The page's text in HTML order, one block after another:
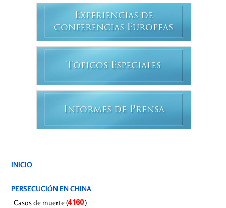
EXPERIENCIAS DE
CONFERENCIAS EUROPEAS
T ÓPICOS ESPECIALES
INFORMES DE PRENSA
INICIO
PERSECUCIÓN EN CHINA
Casos de muerte (
)